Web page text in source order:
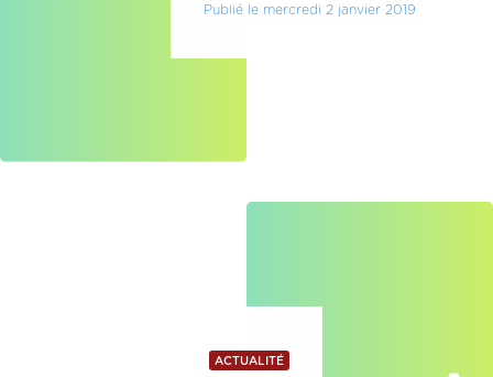
Publié le mercredi 2 janvier 2019
ACTUALITÉ